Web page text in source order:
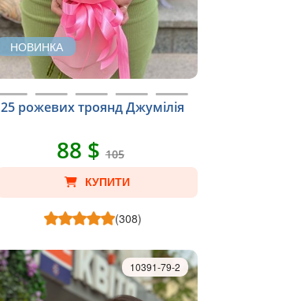
НОВИНКА
25 рожевих троянд Джумілія
88 $105
КУПИТИ
(308)
10391-79-2